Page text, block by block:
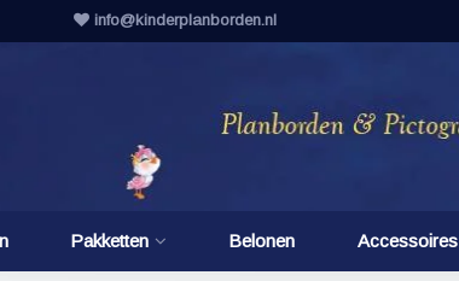
info@kinderplanborden.nl
Pakketten Belonen Accessoires